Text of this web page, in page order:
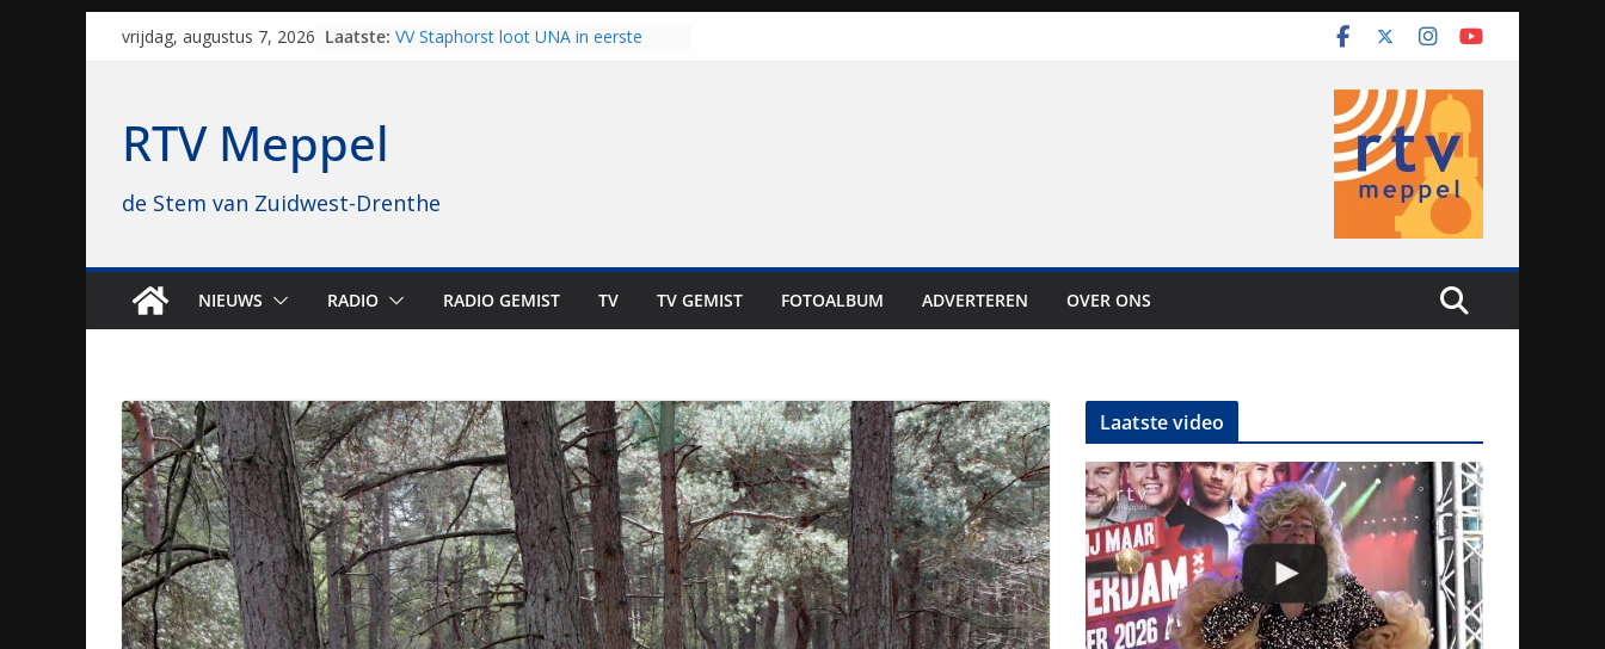
Skipvrijdag, augustus 7, 2026 Laatste: VV Staphorst loot UNA in eerste
Hoogeveen over: “Dit is altijd een
brullende motoren: internationale
grasbaanraces staan voor de deur
RTV Meppel
de Stem van Zuidwest-Drenthe
NIEUWS RADIO RADIO GEMIST TV TV GEMIST FOTOALBUM ADVERTEREN OVER ONS
Laatste video